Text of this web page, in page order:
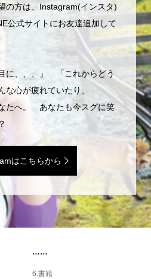
の方は、Instagram(インスタ)
公式サイトにお友達追加して
に、、、」 「これからどう
心が疲れていたり、
たへ。 あなたも今スグに笑
はこちらから
……
6.書籍